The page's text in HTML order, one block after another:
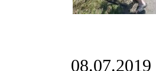
08.07.2019